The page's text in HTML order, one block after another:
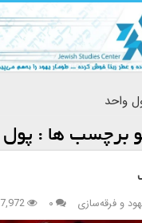
واحد
برچسب ها : پول
و فرقه‌سازی ۰ 7,972